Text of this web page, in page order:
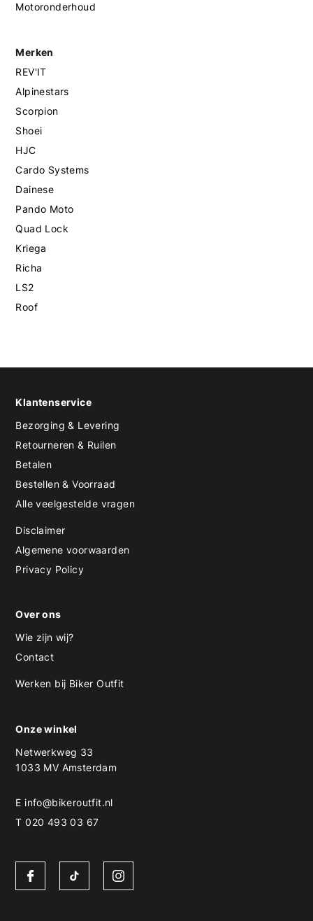
Motoronderhoud
Merken
REV'IT
Alpinestars
Scorpion
Shoei
HJC
Cardo Systems
Dainese
Pando Moto
Quad Lock
Kriega
Richa
LS2
Roof
Klantenservice
Bezorging & Levering
Retourneren & Ruilen
Betalen
Bestellen & Voorraad
Alle veelgestelde vragen
Disclaimer
Algemene voorwaarden
Privacy Policy
Over ons
Wie zijn wij?
Contact
Werken bij Biker Outfit
Onze winkel
Netwerkweg 33
1033 MV Amsterdam
E info@bikeroutfit.nl
T 020 493 03 67